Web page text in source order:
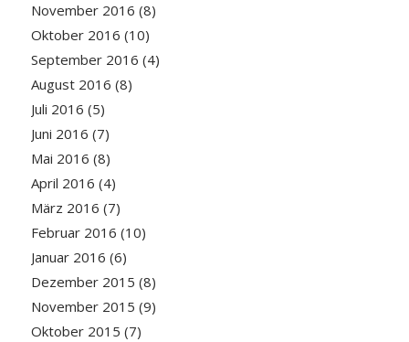
November 2016 (8)
Oktober 2016 (10)
September 2016 (4)
August 2016 (8)
Juli 2016 (5)
Juni 2016 (7)
Mai 2016 (8)
April 2016 (4)
März 2016 (7)
Februar 2016 (10)
Januar 2016 (6)
Dezember 2015 (8)
November 2015 (9)
Oktober 2015 (7)